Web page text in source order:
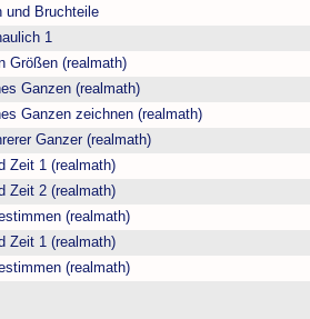
und Bruchteile
1
Größen (realmath)
Ganzen (realmath)
Ganzen zeichnen (realmath)
Ganzer (realmath)
Zeit 1 (realmath)
Zeit 2 (realmath)
(realmath)
Zeit 1 (realmath)
(realmath)